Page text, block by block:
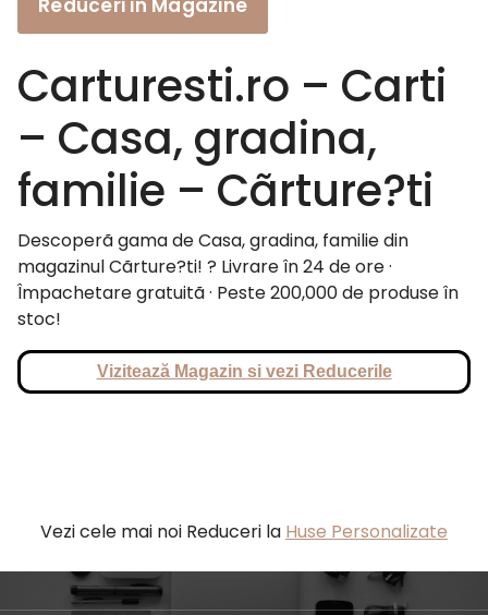
Reduceri in Magazine
Carturesti.ro – Carti
– Casa, gradina,
familie – Cãrture?ti
Descoperã gama de Casa, gradina, familie din
magazinul Cãrture?ti! ? Livrare în 24 de ore ·
Împachetare gratuitã · Peste 200,000 de produse în
stoc!
Vizitează Magazin si vezi Reducerile
Vezi cele mai noi Reduceri la Huse Personalizate